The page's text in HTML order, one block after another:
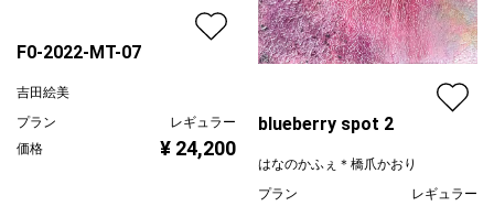
F0-2022-MT-07
吉田絵美
プラン
レギュラー
価格
¥ 24,200
blueberry spot 2
はなのかふぇ＊橋爪かおり
プラン
レギュラー